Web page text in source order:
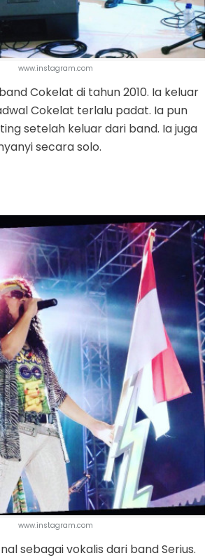
www.instagram.com
Cokelat di tahun 2010. Ia keluar
Cokelat terlalu padat. Ia pun
setelah keluar dari band. Ia juga
secara solo.
www.instagram.com
sebagai vokalis dari band Serius.